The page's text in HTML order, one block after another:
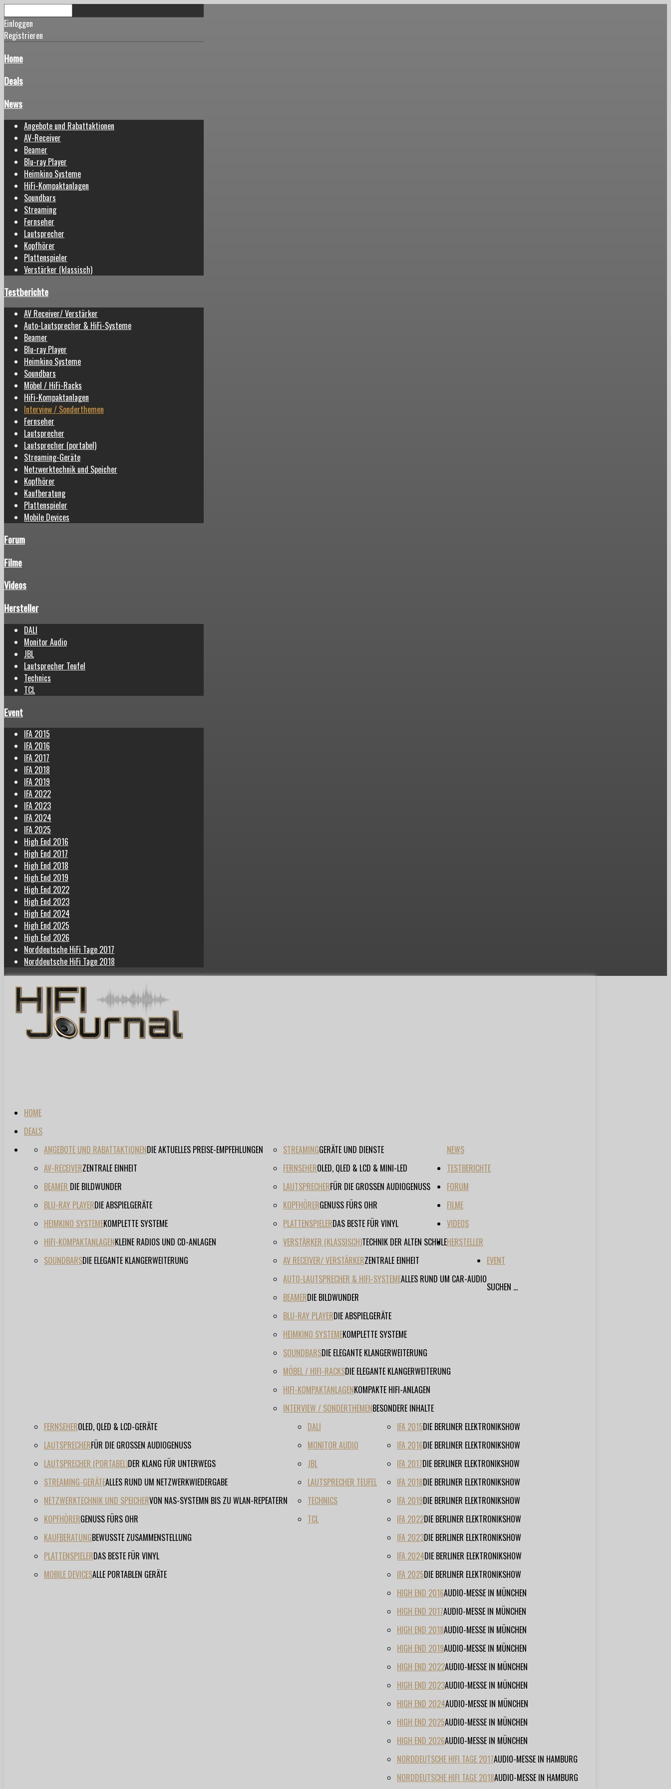
Einloggen
Registrieren
Home
Deals
News
Angebote und Rabattaktionen
AV-Receiver
Beamer
Blu-ray Player
Heimkino Systeme
HiFi-Kompaktanlagen
Soundbars
Streaming
Fernseher
Lautsprecher
Kopfhörer
Plattenspieler
Verstärker (klassisch)
Testberichte
AV Receiver/ Verstärker
Auto-Lautsprecher & HiFi-Systeme
Beamer
Blu-ray Player
Heimkino Systeme
Soundbars
Möbel / HiFi-Racks
HiFi-Kompaktanlagen
Interview / Sonderthemen
Fernseher
Lautsprecher
Lautsprecher (portabel)
Streaming-Geräte
Netzwerktechnik und Speicher
Kopfhörer
Kaufberatung
Plattenspieler
Mobile Devices
Forum
Filme
Videos
Hersteller
DALI
Monitor Audio
JBL
Lautsprecher Teufel
Technics
TCL
Event
IFA 2015
IFA 2016
IFA 2017
IFA 2018
IFA 2019
IFA 2022
IFA 2023
IFA 2024
IFA 2025
High End 2016
High End 2017
High End 2018
High End 2019
High End 2022
High End 2023
High End 2024
High End 2025
High End 2026
Norddeutsche HiFi Tage 2017
Norddeutsche HiFi Tage 2018
HOME
DEALS
NEWS
ANGEBOTE UND RABATTAKTIONENDIE AKTUELLES PREISE-EMPFEHLUNGEN
AV-RECEIVERZENTRALE EINHEIT
BEAMER DIE BILDWUNDER
BLU-RAY PLAYERDIE ABSPIELGERÄTE
HEIMKINO SYSTEMEKOMPLETTE SYSTEME
HIFI-KOMPAKTANLAGENKLEINE RADIOS UND CD-ANLAGEN
SOUNDBARSDIE ELEGANTE KLANGERWEITERUNG
STREAMINGGERÄTE UND DIENSTE
FERNSEHEROLED, QLED & LCD & MINI-LED
LAUTSPRECHERFÜR DIE GROSSEN AUDIOGENUSS
KOPFHÖRERGENUSS FÜRS OHR
PLATTENSPIELERDAS BESTE FÜR VINYL
VERSTÄRKER (KLASSISCH)TECHNIK DER ALTEN SCHULE
TESTBERICHTE
AV RECEIVER/ VERSTÄRKERZENTRALE EINHEIT
AUTO-LAUTSPRECHER & HIFI-SYSTEMEALLES RUND UM CAR-AUDIO
BEAMERDIE BILDWUNDER
BLU-RAY PLAYERDIE ABSPIELGERÄTE
HEIMKINO SYSTEMEKOMPLETTE SYSTEME
SOUNDBARSDIE ELEGANTE KLANGERWEITERUNG
MÖBEL / HIFI-RACKSDIE ELEGANTE KLANGERWEITERUNG
HIFI-KOMPAKTANLAGENKOMPAKTE HIFI-ANLAGEN
INTERVIEW / SONDERTHEMENBESONDERE INHALTE
FERNSEHEROLED, QLED & LCD-GERÄTE
LAUTSPRECHERFÜR DIE GROSSEN AUDIOGENUSS
LAUTSPRECHER (PORTABEL)DER KLANG FÜR UNTERWEGS
STREAMING-GERÄTEALLES RUND UM NETZWERKWIEDERGABE
NETZWERKTECHNIK UND SPEICHERVON NAS-SYSTEMN BIS ZU WLAN-REPEATERN
KOPFHÖRERGENUSS FÜRS OHR
KAUFBERATUNGBEWUSSTE ZUSAMMENSTELLUNG
PLATTENSPIELERDAS BESTE FÜR VINYL
MOBILE DEVICESALLE PORTABLEN GERÄTE
FORUM
FILME
VIDEOS
HERSTELLER
DALI
MONITOR AUDIO
JBL
LAUTSPRECHER TEUFEL
TECHNICS
TCL
EVENT
IFA 2015DIE BERLINER ELEKTRONIKSHOW
IFA 2016DIE BERLINER ELEKTRONIKSHOW
IFA 2017DIE BERLINER ELEKTRONIKSHOW
IFA 2018DIE BERLINER ELEKTRONIKSHOW
IFA 2019DIE BERLINER ELEKTRONIKSHOW
IFA 2022DIE BERLINER ELEKTRONIKSHOW
IFA 2023DIE BERLINER ELEKTRONIKSHOW
IFA 2024DIE BERLINER ELEKTRONIKSHOW
IFA 2025DIE BERLINER ELEKTRONIKSHOW
HIGH END 2016AUDIO-MESSE IN MÜNCHEN
HIGH END 2017AUDIO-MESSE IN MÜNCHEN
HIGH END 2018AUDIO-MESSE IN MÜNCHEN
HIGH END 2019AUDIO-MESSE IN MÜNCHEN
HIGH END 2022AUDIO-MESSE IN MÜNCHEN
HIGH END 2023AUDIO-MESSE IN MÜNCHEN
HIGH END 2024AUDIO-MESSE IN MÜNCHEN
HIGH END 2025AUDIO-MESSE IN MÜNCHEN
HIGH END 2026AUDIO-MESSE IN MÜNCHEN
NORDDEUTSCHE HIFI TAGE 2017AUDIO-MESSE IN HAMBURG
NORDDEUTSCHE HIFI TAGE 2018AUDIO-MESSE IN HAMBURG
SUCHEN ...